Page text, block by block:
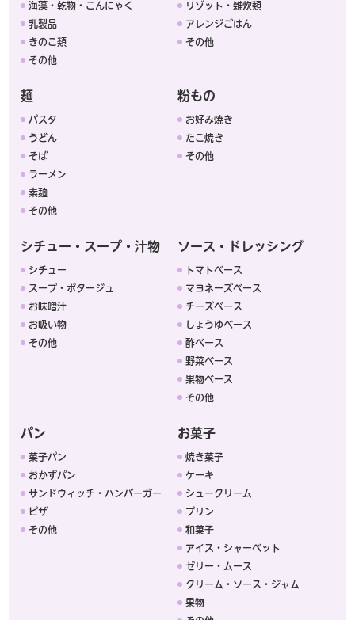
海藻・乾物・こんにゃく
乳製品
きのこ類
その他
リゾット・雑炊類
アレンジごはん
その他
麺
パスタ
うどん
そば
ラーメン
素麺
その他
粉もの
お好み焼き
たこ焼き
その他
シチュー・スープ・汁物
シチュー
スープ・ポタージュ
お味噌汁
お吸い物
その他
ソース・ドレッシング
トマトベース
マヨネーズベース
チーズベース
しょうゆベース
酢ベース
野菜ベース
果物ベース
その他
パン
菓子パン
おかずパン
サンドウィッチ・ハンバーガー
ピザ
その他
お菓子
焼き菓子
ケーキ
シュークリーム
プリン
和菓子
アイス・シャーベット
ゼリー・ムース
クリーム・ソース・ジャム
果物